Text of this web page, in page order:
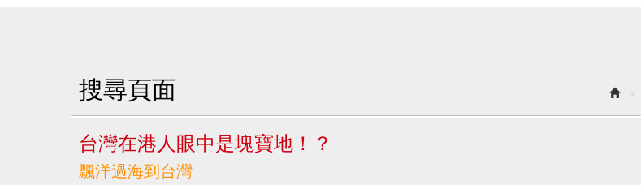
搜尋頁面
台灣在港人眼中是塊寶地！？
飄洋過海到台灣